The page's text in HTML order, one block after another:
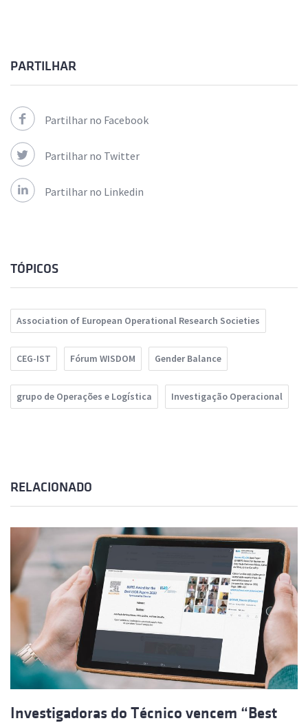
PARTILHAR
Partilhar no Facebook
Partilhar no Twitter
Partilhar no Linkedin
TÓPICOS
Association of European Operational Research Societies
CEG-IST Fórum WISDOM Gender Balance
grupo de Operações e Logística Investigação Operacional
RELACIONADO
Investigadoras do Técnico vencem “Best